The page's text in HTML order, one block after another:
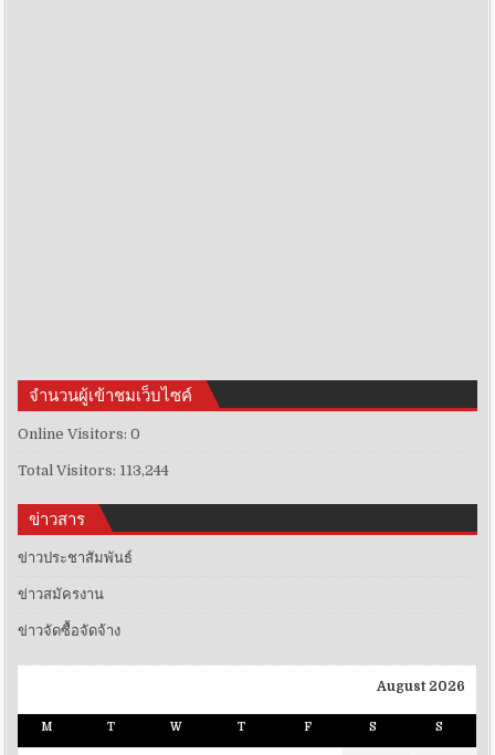
จำนวนผู้เข้าชมเว็บไซค์
Online Visitors:0
Total Visitors: 113,244
ข่าวสาร
ข่าวประชาสัมพันธ์
ข่าวสมัครงาน
ข่าวจัดซื้อจัดจ้าง
August 2026
M T W T F S S